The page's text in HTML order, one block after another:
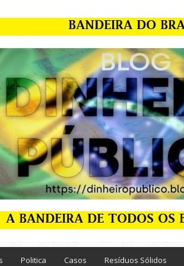
Politica Casos Resíduos Sólidos